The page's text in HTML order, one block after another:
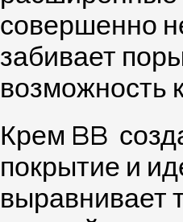
совершенно
забивает
возможность
Крем BB
покрытие и
выравнивает